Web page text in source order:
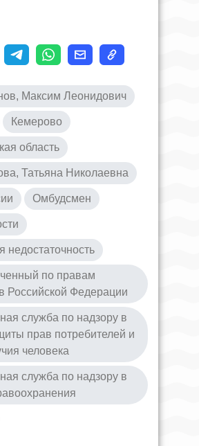
Максим Леонидович
Кемерово
область
Татьяна Николаевна
Омбудсмен
недостаточность
по правам
Российской Федерации
служба по надзору в
прав потребителей и
человека
служба по надзору в